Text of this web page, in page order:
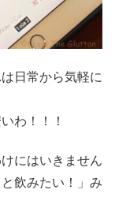
日常から気軽に
わ！！！
にはいきません
飲みたい！」み